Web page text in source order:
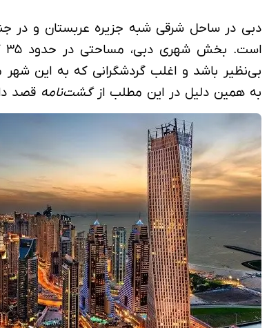
است. بخش شهری دبی، مساحتی در حدود ۳۵ کیلومتر مربع را پوشش می‌دهد و بسیاری از ایرانیان در این شهر ساکن هستند.
بی‌نظیر باشد و اغلب گردشگرانی که به این شهر
به همین دلیل در این مطلب از گشت‌نامه قصد